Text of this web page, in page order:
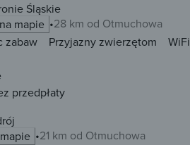
Śląskie
mapie 28 km od Otmuchowa
zabaw Przyjazny zwierzętom
WiFi
przedpłaty
21 km od Otmuchowa